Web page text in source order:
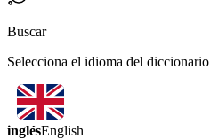
Buscar
Selecciona el idioma del diccionario
inglésEnglish